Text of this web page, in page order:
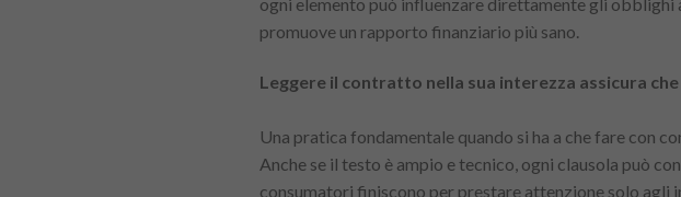
promuove un rapporto finanziario più sano.
Leggere il contratto nella sua interezza assicura
Una pratica fondamentale quando si ha a che fare con
Anche se il testo è ampio e tecnico, ogni clausola può
consumatori finiscono per prestare attenzione solo agli